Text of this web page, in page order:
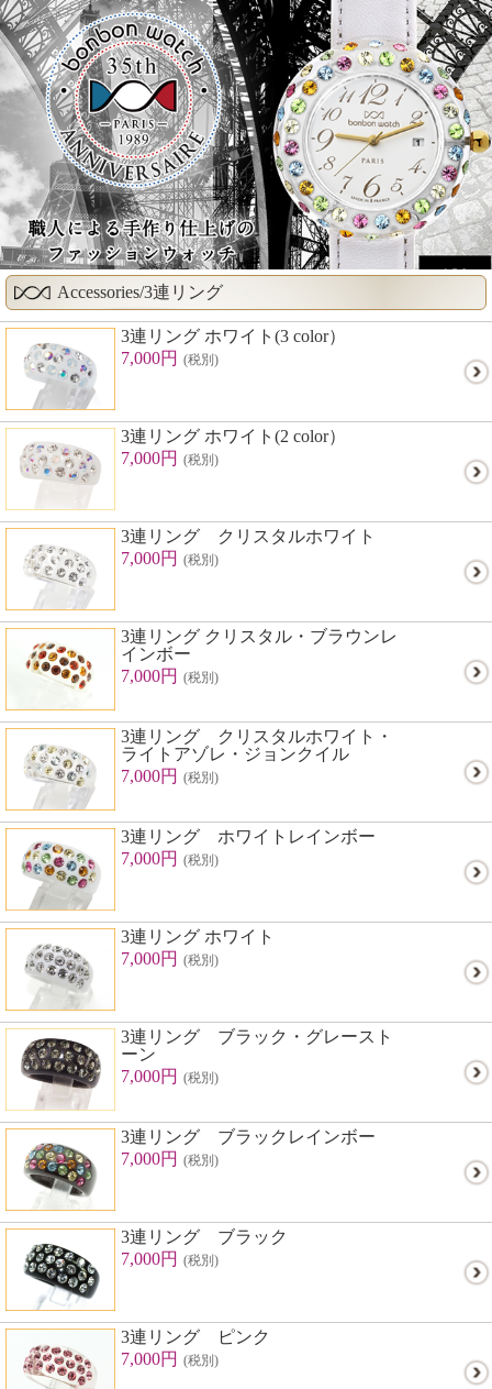
Accessories/3連リング
3連リング ホワイト(3 color）
7,000円 (税別)
3連リング ホワイト(2 color）
7,000円 (税別)
3連リング クリスタルホワイト
7,000円 (税別)
3連リング クリスタル・ブラウンレ
インボー
7,000円 (税別)
3連リング クリスタルホワイト・
ライトアゾレ・ジョンクイル
7,000円 (税別)
3連リング ホワイトレインボー
7,000円 (税別)
3連リング ホワイト
7,000円 (税別)
3連リング ブラック・グレースト
ーン
7,000円 (税別)
3連リング ブラックレインボー
7,000円 (税別)
3連リング ブラック
7,000円 (税別)
3連リング ピンク
7,000円 (税別)